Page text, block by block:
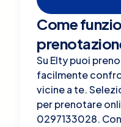
Come
Su Elty puoi
facilmente
vicine a te.
per prenotare
0297133028.